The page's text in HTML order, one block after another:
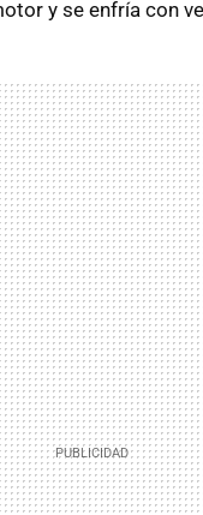
y se enfría con